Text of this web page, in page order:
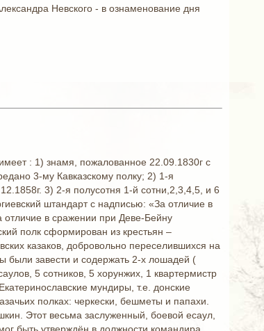
Невского - в ознаменование дня
: 1) знамя, пожалованное 22.09.1830г с
3-му Кавказскому полку; 2) 1-я
3) 2-я полусотня 1-й сотни,2,3,4,5, и 6
штандарт с надписью: «За отличие в
отличие в сражении при Деве-Бейну
полк сформирован из крестьян –
казаков, добровольно переселившихся на
были завести и содержать 2-х лошадей (
5 сотников, 5 хорунжих, 1 квартермистр
мундиры, т.е. донские
полках: черкески, бешметы и папахи.
Этот весьма заслуженный, боевой есаул,